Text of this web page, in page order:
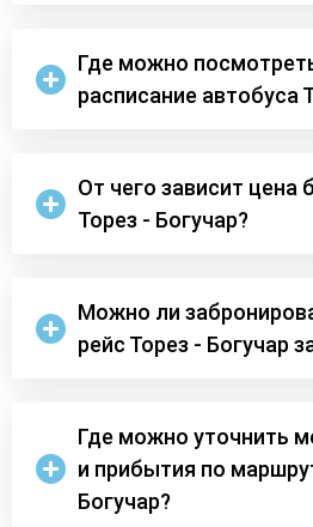
Где можно
расписание автобуса
От чего зависит цена
Торез - Богучар?
Можно ли
рейс Торез - Богучар
Где можно уточнить
и прибытия по
Богучар?